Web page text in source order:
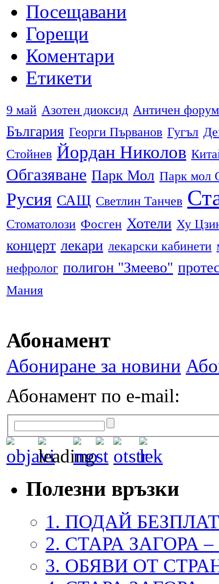
Посещавани
Горещи
Коментари
Етикети
9 май Азотен диоксид Античен форум
България Георги Първанов Гугъл
Стойнев Йордан Николов
Обгазяване Парк Мол Парк мол
Русия САЩ Светлин Танчев
Стоматолози Фосген Хотели Ху
концерт лекари лекарски кабинети
нефролог полигон "Змеево"
Мания
Абонамент
Абониране за новини
Абонамент по e-mail:
Полезни връзки
1. ПОДАЙ
2. СТАРА ЗАГОРА
3. ОБЯВИ ОТ